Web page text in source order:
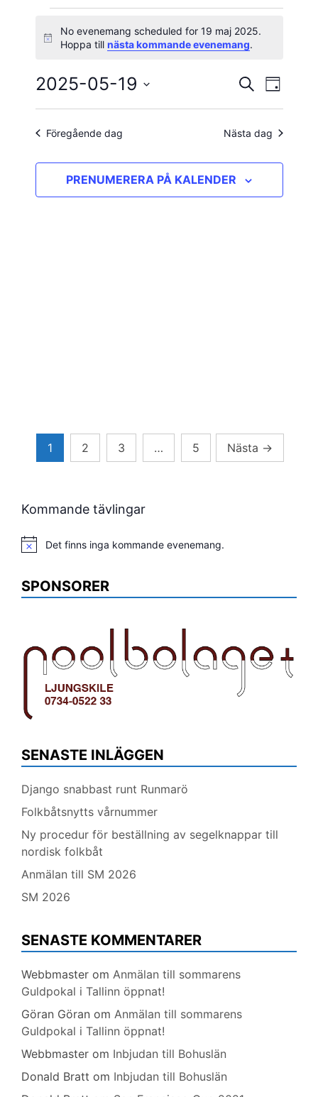
Evenemang
19
maj
2025
Notis
No evenemang scheduled for 19 maj 2025.
Hoppa tillnästa kommande evenemang.
Search
and
Views
SÖK DAG
2025-05-19
Välj
Föregående dag Nästa dag
PRENUMERERA PÅ KALENDER
Sidnumrering
1 2 3 … 5 Nästa →
Kommande tävlingar
Notis Det finns inga kommande evenemang.
SPONSORER
SENASTE INLÄGGEN
Django snabbast runt Runmarö
Folkbåtsnytts vårnummer
Ny procedur för beställning av segelknappar till
nordisk folkbåt
Anmälan till SM 2026
SM 2026
SENASTE KOMMENTARER
Webbmaster om Anmälan till sommarens
Guldpokal i Tallinn öppnat!
Göran Göran om Anmälan till sommarens
Guldpokal i Tallinn öppnat!
Webbmaster om Inbjudan till Bohuslän
Donald Bratt om Inbjudan till Bohuslän